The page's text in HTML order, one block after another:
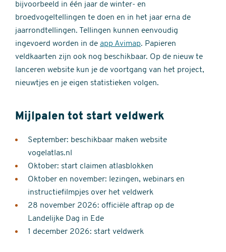
bijvoorbeeld in één jaar de winter- en
broedvogeltellingen te doen en in het jaar erna de
jaarrondtellingen. Tellingen kunnen eenvoudig
ingevoerd worden in de app Avimap. Papieren
veldkaarten zijn ook nog beschikbaar. Op de nieuw te
lanceren website kun je de voortgang van het project,
nieuwtjes en je eigen statistieken volgen.
Mijlpalen tot start veldwerk
September: beschikbaar maken website
vogelatlas.nl
Oktober: start claimen atlasblokken
Oktober en november: lezingen, webinars en
instructiefilmpjes over het veldwerk
28 november 2026: officiële aftrap op de
Landelijke Dag in Ede
1 december 2026: start veldwerk